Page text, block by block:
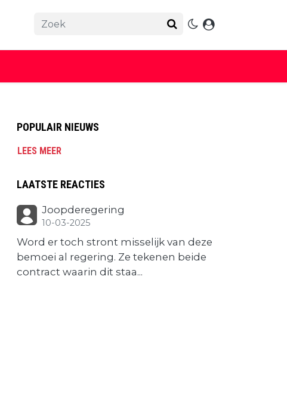
POPULAIR NIEUWS
LEES MEER
LAATSTE REACTIES
Joopderegering
10-03-2025
Word er toch stront misselijk van deze
bemoei al regering. Ze tekenen beide
contract waarin dit staa...